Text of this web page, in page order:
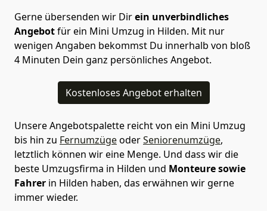
Gerne übersenden wir Direin unverbindliches
Angebotfür ein Mini Umzug in Hilden. Mit nur
wenigen Angaben bekommst Du innerhalb von bloß
4 Minuten Dein ganz persönliches Angebot.
Kostenloses Angebot erhalten
Unsere Angebotspalette reicht von ein Mini Umzug
bis hin zu FernumzügeoderSeniorenumzüge,
letztlich können wir eine Menge. Und dass wir die
beste Umzugsfirma in Hilden und Monteure sowie
Fahrer in Hilden haben, das erwähnen wir gerne
immer wieder.